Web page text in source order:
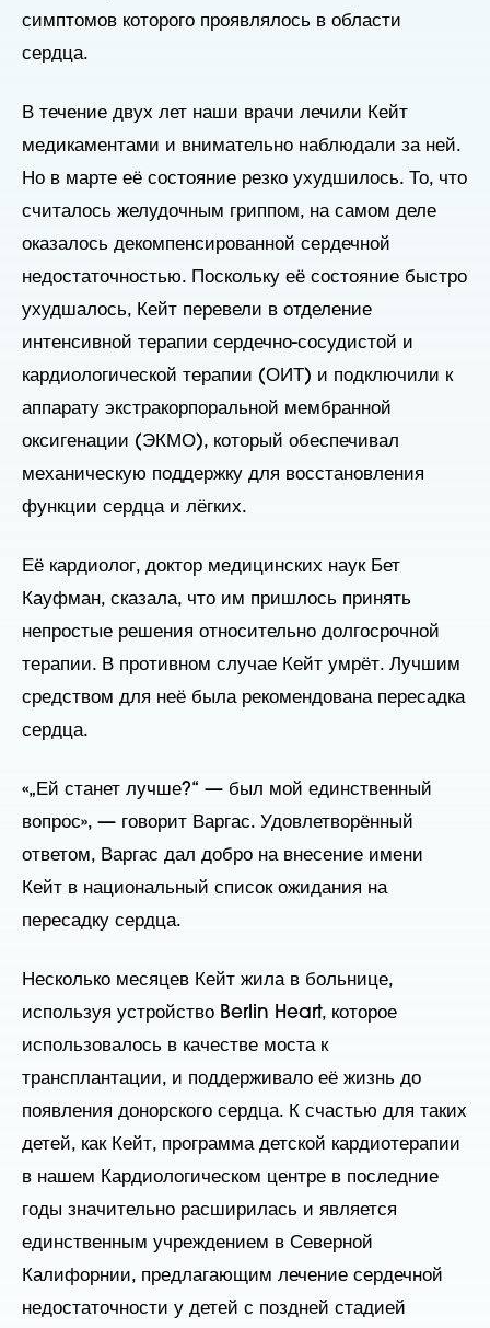
симптомов которого проявлялось в области
сердца.
В течение двух лет наши врачи лечили Кейт
медикаментами и внимательно наблюдали за ней.
Но в марте её состояние резко ухудшилось. То, что
считалось желудочным гриппом, на самом деле
оказалось декомпенсированной сердечной
недостаточностью. Поскольку её состояние быстро
ухудшалось, Кейт перевели в отделение
интенсивной терапии сердечно-сосудистой и
кардиологической терапии (ОИТ) и подключили к
аппарату экстракорпоральной мембранной
оксигенации (ЭКМО), который обеспечивал
механическую поддержку для восстановления
функции сердца и лёгких.
Её кардиолог, доктор медицинских наук Бет
Кауфман, сказала, что им пришлось принять
непростые решения относительно долгосрочной
терапии. В противном случае Кейт умрёт. Лучшим
средством для неё была рекомендована пересадка
сердца.
«„Ей станет лучше?“ — был мой единственный
вопрос», — говорит Варгас. Удовлетворённый
ответом, Варгас дал добро на внесение имени
Кейт в национальный список ожидания на
пересадку сердца.
Несколько месяцев Кейт жила в больнице,
используя устройство Berlin Heart, которое
использовалось в качестве моста к
трансплантации, и поддерживало её жизнь до
появления донорского сердца. К счастью для таких
детей, как Кейт, программа детской кардиотерапии
в нашем Кардиологическом центре в последние
годы значительно расширилась и является
единственным учреждением в Северной
Калифорнии, предлагающим лечение сердечной
недостаточности у детей с поздней стадией